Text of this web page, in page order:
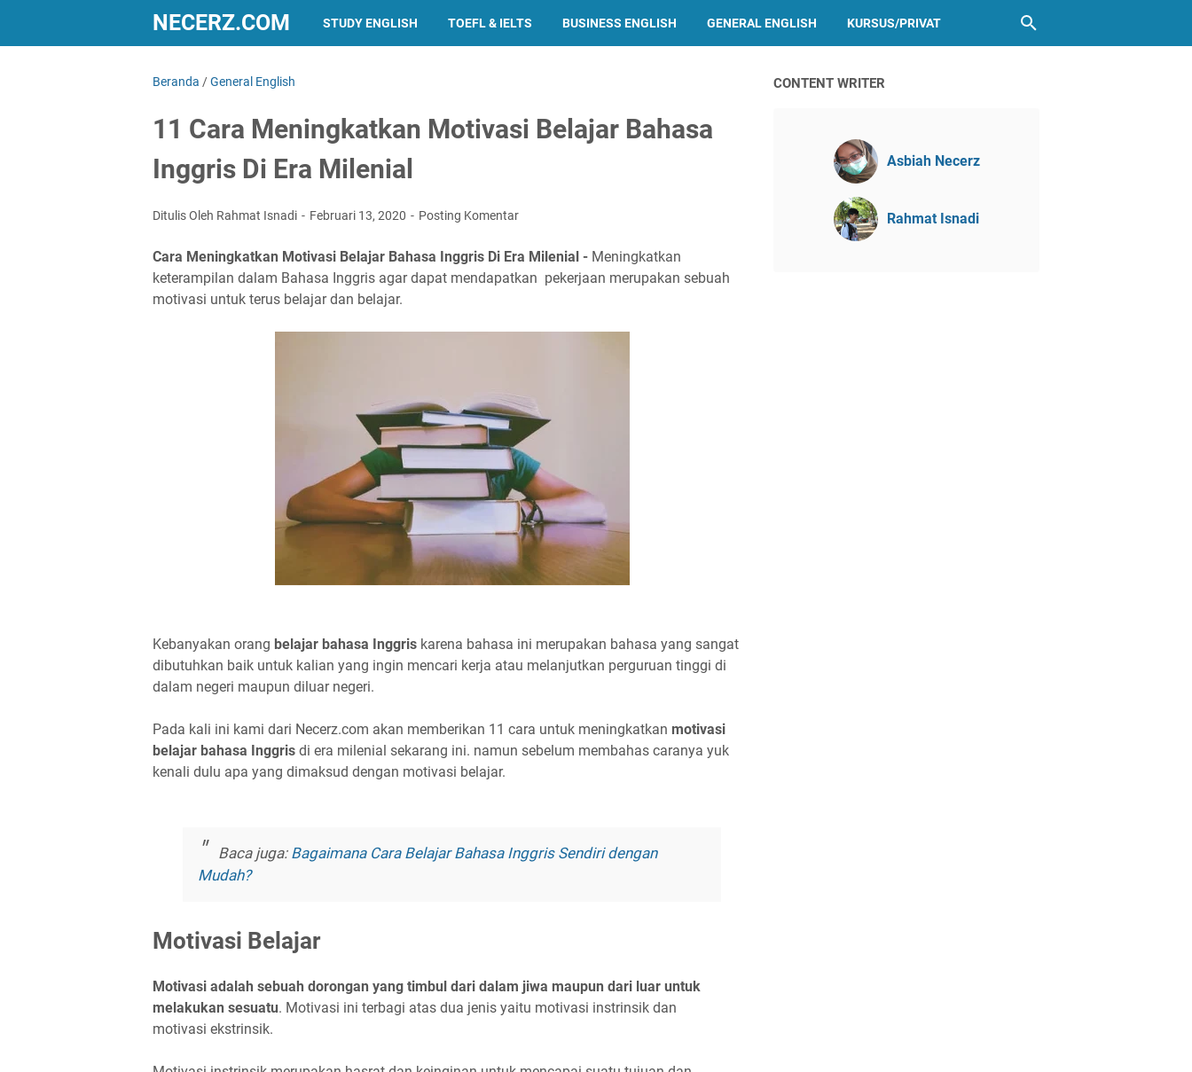
NECERZ.COM STUDY ENGLISH TOEFL & IELTS BUSINESS ENGLISH GENERAL ENGLISH KURSUS/PRIVAT
Beranda /General English
11 Cara Meningkatkan Motivasi Belajar Bahasa
Inggris Di Era Milenial
Ditulis Oleh Rahmat Isnadi Februari 13, 2020 Posting Komentar
Cara Meningkatkan Motivasi Belajar Bahasa Inggris Di Era Milenial - Meningkatkan
keterampilan dalam Bahasa Inggris agar dapat mendapatkan pekerjaan merupakan sebuah
motivasi untuk terus belajar dan belajar.
Kebanyakan orang belajar bahasa Inggris karena bahasa ini merupakan bahasa yang sangat
dibutuhkan baik untuk kalian yang ingin mencari kerja atau melanjutkan perguruan tinggi di
dalam negeri maupun diluar negeri.
Pada kali ini kami dari Necerz.com akan memberikan 11 cara untuk meningkatkan motivasi
belajar bahasa Inggris di era milenial sekarang ini. namun sebelum membahas caranya yuk
kenali dulu apa yang dimaksud dengan motivasi belajar.
Baca juga: Bagaimana Cara Belajar Bahasa Inggris Sendiri dengan
Mudah?
Motivasi Belajar
Motivasi adalah sebuah dorongan yang timbul dari dalam jiwa maupun dari luar untuk
melakukan sesuatu. Motivasi ini terbagi atas dua jenis yaitu motivasi instrinsik dan
motivasi ekstrinsik.
CONTENT WRITER
Asbiah Necerz
Rahmat Isnadi